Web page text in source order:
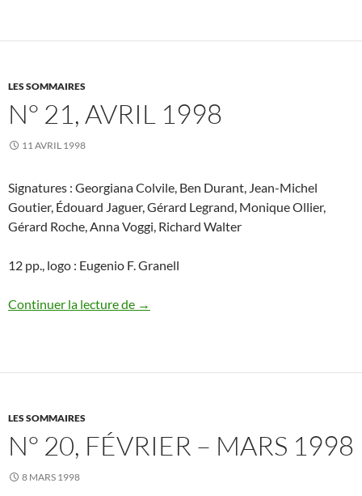
LES SOMMAIRES
N° 21, AVRIL 1998
11 AVRIL 1998
Signatures : Georgiana Colvile, Ben Durant, Jean-Michel
Goutier, Édouard Jaguer, Gérard Legrand, Monique Ollier,
Gérard Roche, Anna Voggi, Richard Walter
12 pp., logo : Eugenio F. Granell
Continuer la lecture de N° 21, avril 1998
→
LES SOMMAIRES
N° 20, FÉVRIER – MARS 1998
8 MARS 1998